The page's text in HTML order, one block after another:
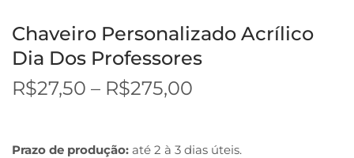
Chaveiro Personalizado Acrílico
Dia Dos Professores
R$27,50 – R$275,00
Prazo de produção: até 2 à 3 dias úteis.